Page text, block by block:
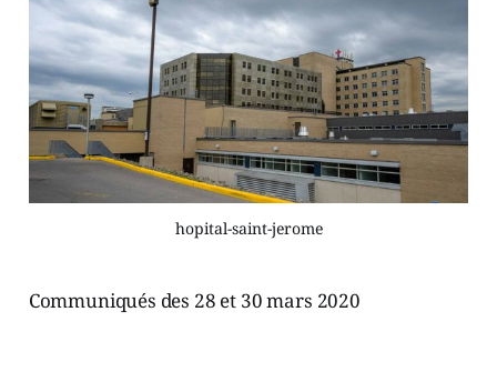
hopital-saint-jerome
Communiqués des 28 et 30 mars 2020